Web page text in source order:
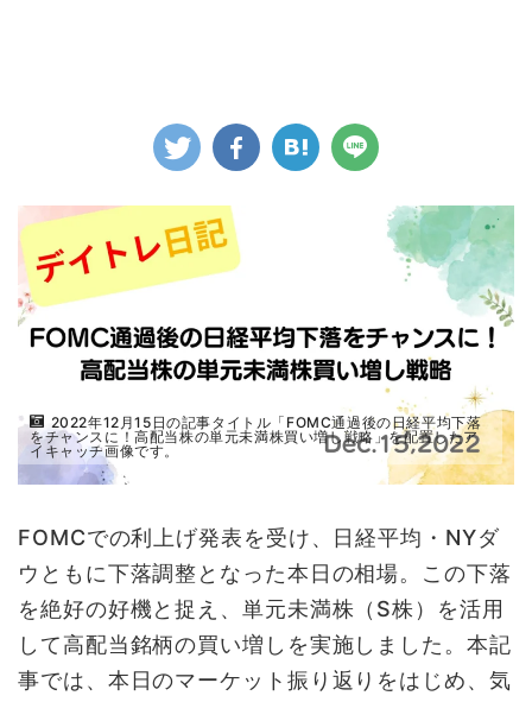
2022年12月15日の記事タイトル「FOMC通過後の日経平均下落
をチャンスに！高配当株の単元未満株買い増し戦略」を配置したア
イキャッチ画像です。
FOMCでの利上げ発表を受け、日経平均・NYダ
ウともに下落調整となった本日の相場。この下落
を絶好の好機と捉え、単元未満株（S株）を活用
して高配当銘柄の買い増しを実施しました。本記
事では、本日のマーケット振り返りをはじめ、気